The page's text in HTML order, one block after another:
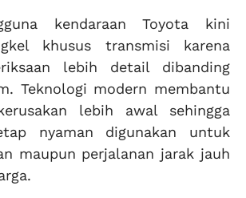
kendaraan Toyota kini
khusus transmisi karena
lebih detail dibanding
Teknologi modern membantu
lebih awal sehingga
nyaman digunakan untuk
maupun perjalanan jarak jauh